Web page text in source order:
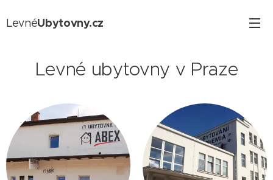
LevnéUbytovny.cz
Levné ubytovny v Praze